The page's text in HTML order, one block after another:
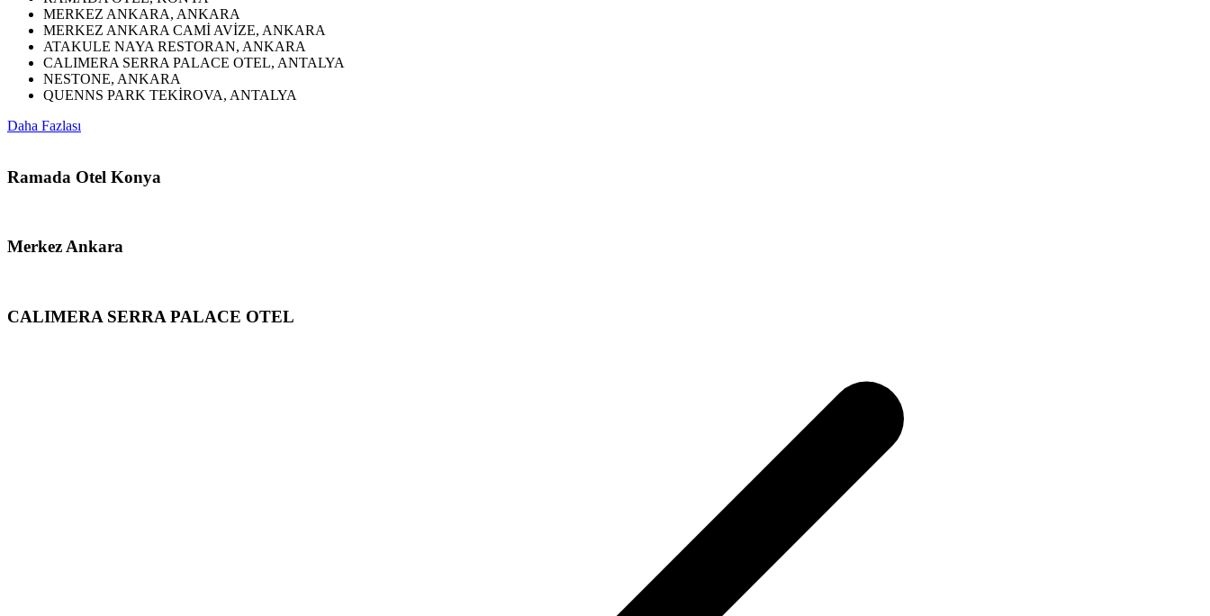
MERKEZ ANKARA, ANKARA
MERKEZ ANKARA CAMİ AVİZE, ANKARA
ATAKULE NAYA RESTORAN, ANKARA
CALIMERA SERRA PALACE OTEL, ANTALYA
NESTONE, ANKARA
QUENNS PARK TEKİROVA, ANTALYA
Daha Fazlası
Ramada Otel Konya
Merkez Ankara
CALIMERA SERRA PALACE OTEL